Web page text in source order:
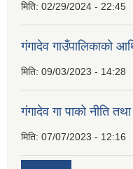
मिति: 02/29/2024 - 22:45
गंगादेव गाउँपालिकाको
मिति: 09/03/2023 - 14:28
गंगादेव गा पाको नीति
मिति: 07/07/2023 - 12:16